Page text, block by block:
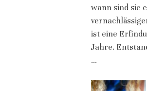
wann sind sie
ist eine
Jahre.
…